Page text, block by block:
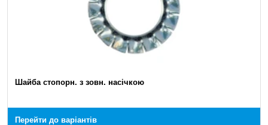
Шайба стопорн. з зовн. насічкою
Перейти до варіантів